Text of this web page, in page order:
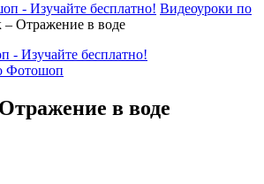
- Изучайте бесплатно! Видеоуроки по
– Отражение в воде
- Изучайте бесплатно!
Фотошоп
в воде